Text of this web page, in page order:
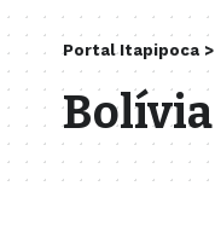
Portal Itapipoca >
Bolívia